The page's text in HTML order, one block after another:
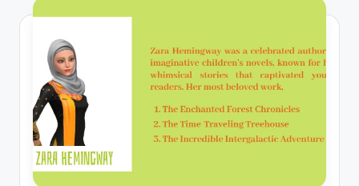
e
-
A